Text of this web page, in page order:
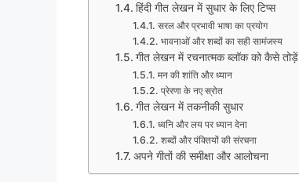
हिंदी गीत लेखन में सुधार के लिए टिप्स
सरल और प्रभावी भाषा का प्रयोग
भावनाओं और शब्दों का सही सामंजस्य
गीत लेखन में रचनात्मक ब्लॉक को कैसे तोड़ें
मन की शांति और ध्यान
प्रेरणा के नए स्रोत
गीत लेखन में तकनीकी सुधार
ध्वनि और लय पर ध्यान देना
शब्दों और पंक्तियों की संरचना
अपने गीतों की समीक्षा और आलोचना